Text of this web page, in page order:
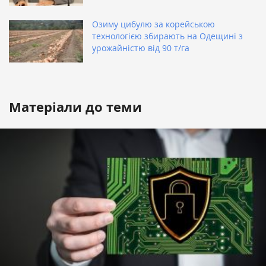
Озиму цибулю за корейською
технологією збирають на Одещині з
урожайністю від 90 т/га
Матеріали до теми